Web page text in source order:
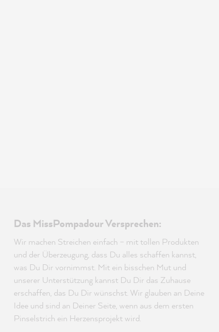
Das MissPompadour Versprechen:
Wir machen Streichen einfach – mit tollen Produkten
und der Überzeugung, dass Du alles schaffen kannst,
was Du Dir vornimmst. Mit ein bisschen Mut und
unserer Unterstützung kannst Du Dir das Zuhause
erschaffen, das Du Dir wünschst. Wir glauben an Deine
Idee und sind an Deiner Seite, wenn aus dem ersten
Pinselstrich ein Herzensprojekt wird.